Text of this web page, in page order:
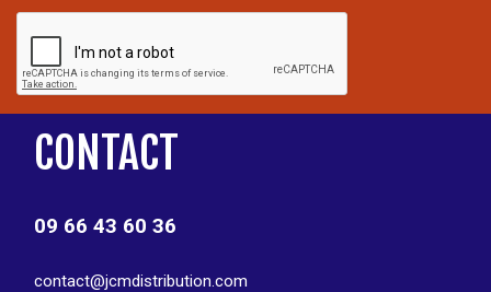
CONTACT
09 66 43 60 36
contact@jcmdistribution.com